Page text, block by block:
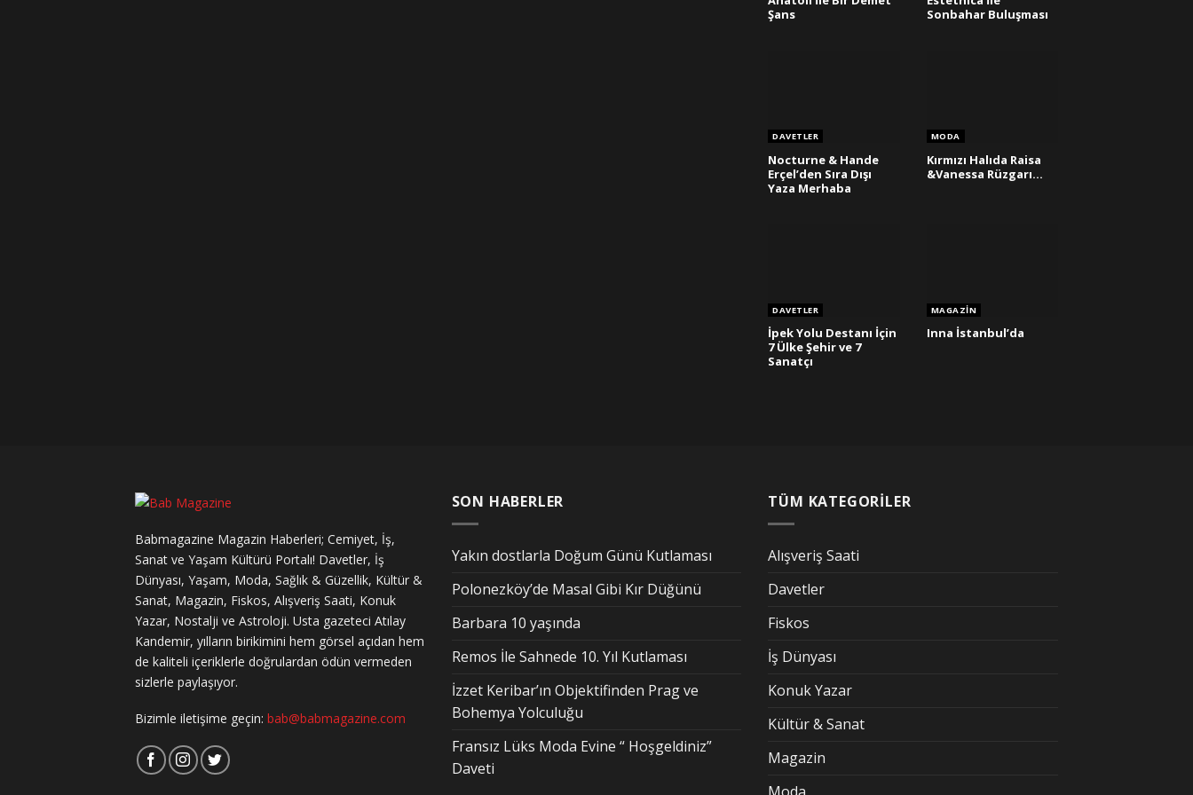
Şans
Sonbahar Buluşması
DAVETLER
Nocturne & Hande
Erçel’den Sıra Dışı
Yaza Merhaba
MODA
Kırmızı Halıda Raisa
&Vanessa Rüzgarı…
DAVETLER
İpek Yolu Destanı İçin
7 Ülke Şehir ve 7
Sanatçı
MAGAZIN
Inna İstanbul’da
Babmagazine Magazin Haberleri; Cemiyet, İş,
Sanat ve Yaşam Kültürü Portalı! Davetler, İş
Dünyası, Yaşam, Moda, Sağlık & Güzellik, Kültür &
Sanat, Magazin, Fiskos, Alışveriş Saati, Konuk
Yazar, Nostalji ve Astroloji. Usta gazeteci Atılay
Kandemir, yılların birikimini hem görsel açıdan hem
de kaliteli içeriklerle doğrulardan ödün vermeden
sizlerle paylaşıyor.
Bizimle iletişime geçin: bab@babmagazine.com
SON HABERLER
Yakın dostlarla Doğum Günü Kutlaması
Polonezköy’de Masal Gibi Kır Düğünü
Barbara 10 yaşında
Remos İle Sahnede 10. Yıl Kutlaması
İzzet Keribar’ın Objektifinden Prag ve
Bohemya Yolculuğu
Fransız Lüks Moda Evine “ Hoşgeldiniz”
Daveti
TÜM KATEGORİLER
Alışveriş Saati
Davetler
Fiskos
İş Dünyası
Konuk Yazar
Kültür & Sanat
Magazin